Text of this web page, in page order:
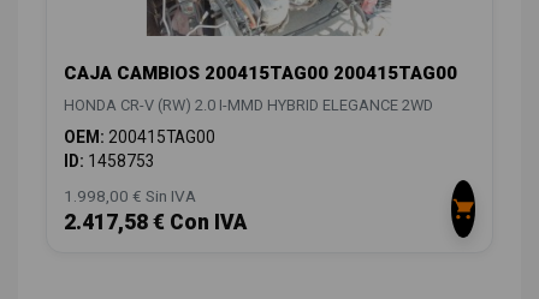
CAJA CAMBIOS 200415TAG00 200415TAG00
HONDA CR-V (RW) 2.0 I-MMD HYBRID ELEGANCE 2WD
OEM: 200415TAG00
ID: 1458753
1.998,00 € Sin IVA
2.417,58 € Con IVA